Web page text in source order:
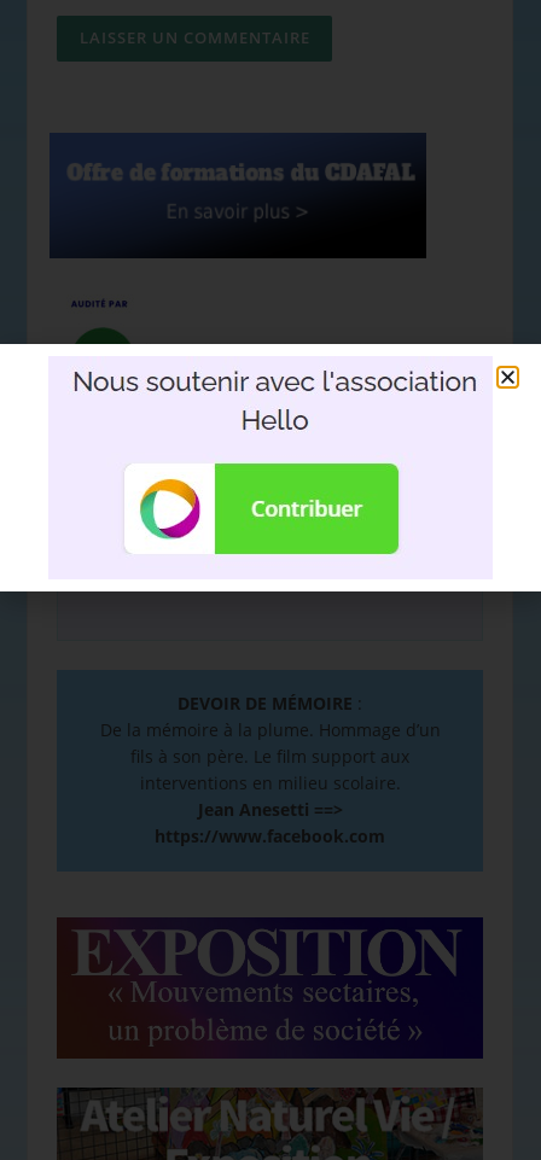
Nous soutenir avec l'association
Hello
DEVOIR DE MÉMOIRE :
De la mémoire à la plume. Hommage d’un
fils à son père. Le film support aux
interventions en milieu scolaire.
Jean Anesetti ==>
https://www.facebook.com